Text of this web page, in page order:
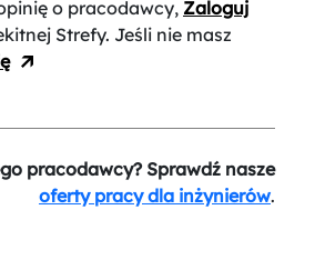
o pracodawcy, Zaloguj
Strefy. Jeśli nie masz
pracodawcy? Sprawdź nasze
oferty pracy dla inżynierów.